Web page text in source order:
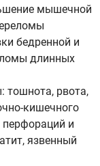
мышечной
бедренной и
длинных
тошнота, рвота,
кишечного
и
язвенный